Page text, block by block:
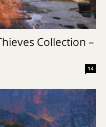
Collection –
14